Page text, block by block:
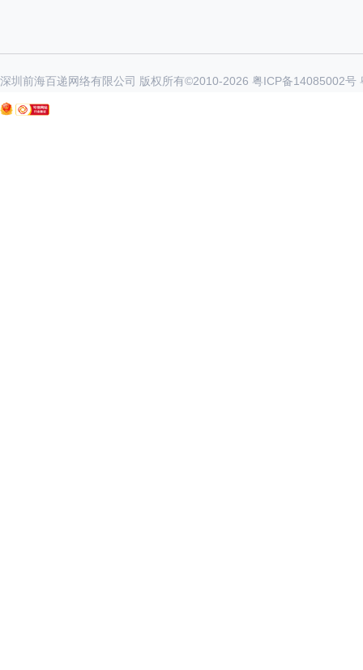
深圳前海百递网络有限公司 版权所有©2010-2026 粤ICP备14085002号